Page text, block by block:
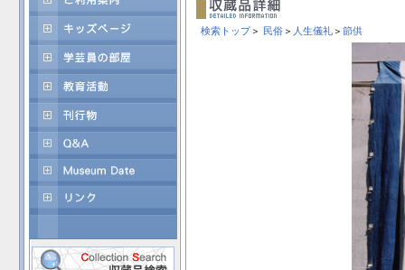
検索トップ＞ 民俗＞ 人生儀礼＞ 節供